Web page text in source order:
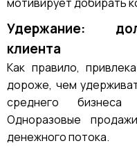
Удержание:
клиента
Как правило,
дороже, чем
среднего
Одноразовые
денежного потока.